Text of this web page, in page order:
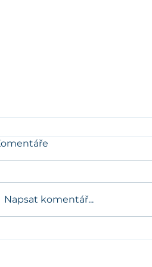
Napsat komentář...